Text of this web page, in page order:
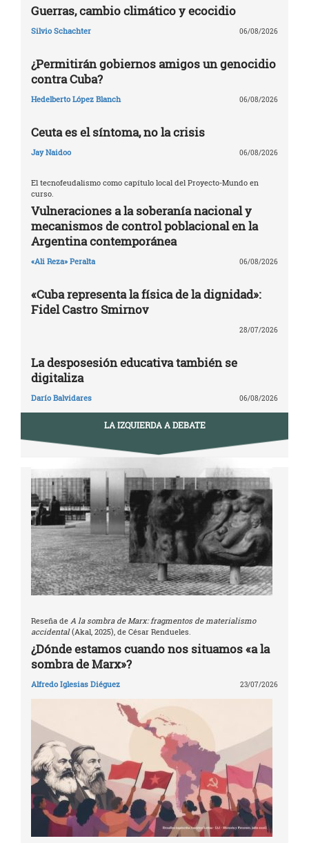
Guerras, cambio climático y ecocidio
Silvio Schachter 06/08/2026
¿Permitirán gobiernos amigos un genocidio
contra Cuba?
Hedelberto López Blanch 06/08/2026
Ceuta es el síntoma, no la crisis
Jay Naidoo 06/08/2026
El tecnofeudalismo como capítulo local del Proyecto-Mundo en
curso.
Vulneraciones a la soberanía nacional y
mecanismos de control poblacional en la
Argentina contemporánea
«Ali Reza» Peralta 06/08/2026
«Cuba representa la física de la dignidad»:
Fidel Castro Smirnov
28/07/2026
La desposesión educativa también se
digitaliza
Darío Balvidares 06/08/2026
LA IZQUIERDA A DEBATE
Reseña de A la sombra de Marx: fragmentos de materialismo
accidental(Akal, 2025), de César Rendueles.
¿Dónde estamos cuando nos situamos «a la
sombra de Marx»?
Alfredo Iglesias Diéguez 23/07/2026